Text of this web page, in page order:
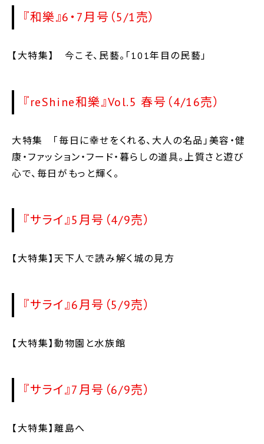
『和樂』6・7月号（5/1売）
【大特集】 今こそ、民藝。「101年目の民藝」
『reShine和樂』Vol.5 春号（4/16売）
大特集 「毎日に幸せをくれる、大人の名品」美容・健
康・ファッション・フード・暮らしの道具。上質さと遊び
心で、毎日がもっと輝く。
『サライ』5月号（4/9売）
【大特集】天下人で読み解く城の見方
『サライ』6月号（5/9売）
【大特集】動物園と水族館
『サライ』7月号（6/9売）
【大特集】離島へ